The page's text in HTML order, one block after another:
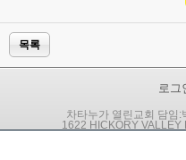
목록
로그
차타누가 열린교회 담임
1622 HICKORY VALLEY